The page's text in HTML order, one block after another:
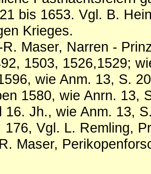
bis 1653. Vgl. B.
Krieges.
Maser, Narren -
1503, 1526,1529;
wie Anm. 13, S.
1580, wie Anrn. 13,
16. Jh., wie Anm. 13,
176, Vgl. L. Remling,
Maser,